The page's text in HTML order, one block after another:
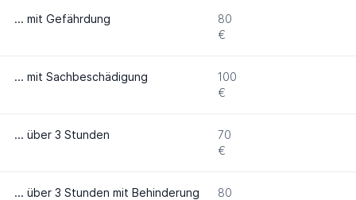
... mit Gefährdung
80
€
... mit Sachbeschädigung
100
€
... über 3 Stunden
70
€
... über 3 Stunden mit Behinderung
80